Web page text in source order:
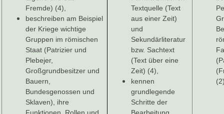
Fremde) (4),
beschreiben am Beispiel
der Kriege wichtige
Gruppen im römischen
Staat (Patrizier und
Plebejer,
Großgrundbesitzer und
Bauern,
Bundesgenossen und
Sklaven), ihre
Textquelle (Text
aus einer Zeit)
und
Sekundärliteratur
bzw. Sachtext
(Text über eine
Zeit) (4),
kennen
grundlegende
Schritte der